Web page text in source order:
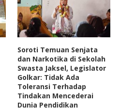
Soroti Temuan Senjata
dan Narkotika di Sekolah
Swasta Jaksel, Legislator
Golkar: Tidak Ada
Toleransi Terhadap
Tindakan Mencederai
Dunia Pendidikan